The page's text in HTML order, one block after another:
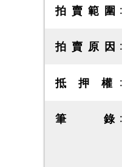
拍 賣 範 圍
拍 賣 原 因
抵 押 權
筆 錄